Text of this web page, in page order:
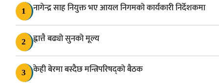
1 नागेन्द्र साह नियुक्त भए आयल निगमको कार्यकारी निर्देशकमा
2 ह्वात्तै बढ्यो सुनको मूल्य
3 केही बेरमा बस्दैछ मन्त्रिपरिषद्को बैठक